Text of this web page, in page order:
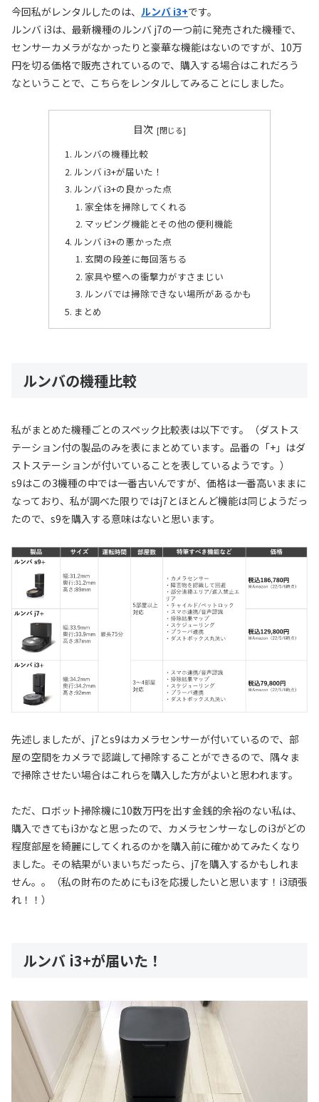
今回私がレンタルしたのは、 ルンバ i3+です。
ルンバ i3は、最新機種のルンバ j7の一つ前に発売された機種で、
センサーカメラがなかったりと豪華な機能はないのですが、10万
円を切る価格で販売されているので、購入する場合はこれだろう
なということで、こちらをレンタルしてみることにしました。
目次
ルンバの機種比較
ルンバ i3+が届いた！
ルンバ i3+の良かった点
家全体を掃除してくれる
マッピング機能とその他の便利機能
ルンバ i3+の悪かった点
玄関の段差に毎回落ちる
家具や壁への衝撃力がすさまじい
ルンバでは掃除できない場所があるかも
まとめ
ルンバの機種比較
私がまとめた機種ごとのスペック比較表は以下です。（ダストス
テーション付の製品のみを表にまとめています。品番の「+」はダ
ストステーションが付いていることを表しているようです。）
s9はこの3機種の中では一番古いんですが、価格は一番高いままに
なっており、私が調べた限りではj7とほとんど機能は同じようだっ
たので、s9を購入する意味はないと思います。
先述しましたが、j7とs9はカメラセンサーが付いているので、部
屋の空間をカメラで認識して掃除することができるので、隅々ま
で掃除させたい場合はこれらを購入した方がよいと思われます。
ただ、ロボット掃除機に10数万円を出す金銭的余裕のない私は、
購入できてもi3かなと思ったので、カメラセンサーなしのi3がどの
程度部屋を綺麗にしてくれるのかを購入前に確かめてみたくなり
ました。その結果がいまいちだったら、j7を購入するかもしれま
せん。。（私の財布のためにもi3を応援したいと思います！i3頑張
れ！！）
ルンバ i3+が届いた！